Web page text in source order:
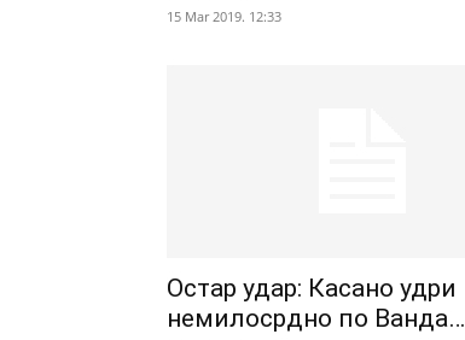
15 Mar 2019. 12:33
Остар удар: Касано удри
немилосрдно по Ванда…